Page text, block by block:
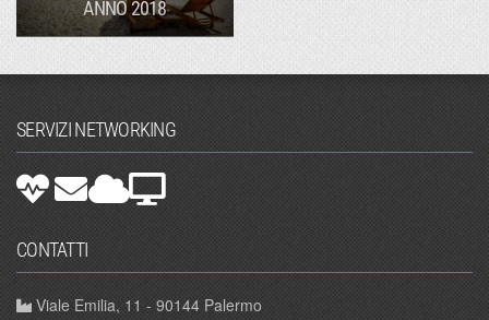
ANNO 2018
SERVIZI NETWORKING
CONTATTI
Viale Emilia, 11 - 90144 Palermo